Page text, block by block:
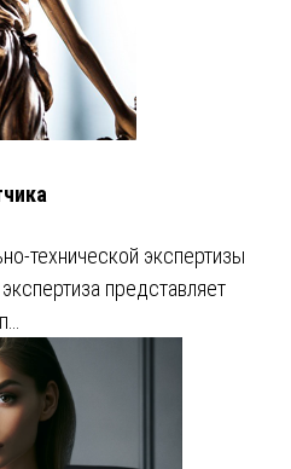
технической экспертизы
представляет